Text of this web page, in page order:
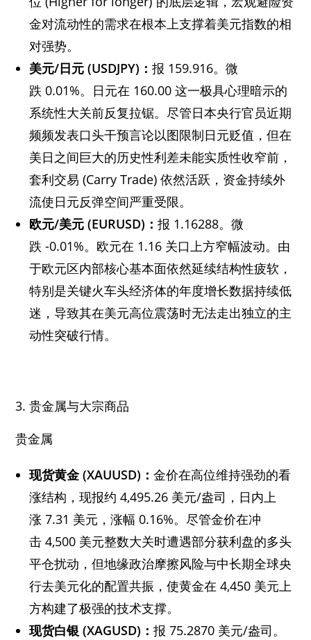
金对流动性的需求在根本上支撑着美元指数的相
对强势。
美元/日元 (USDJPY)：报 159.916。微
跌 0.01%。日元在 160.00 这一极具心理暗示的
系统性大关前反复拉锯。尽管日本央行官员近期
频频发表口头干预言论以图限制日元贬值，但在
美日之间巨大的历史性利差未能实质性收窄前，
套利交易 (Carry Trade) 依然活跃，资金持续外
流使日元反弹空间严重受限。
欧元/美元 (EURUSD)：报 1.16288。微
跌 -0.01%。欧元在 1.16 关口上方窄幅波动。由
于欧元区内部核心基本面依然延续结构性疲软，
特别是关键火车头经济体的年度增长数据持续低
迷，导致其在美元高位震荡时无法走出独立的主
动性突破行情。
贵金属与大宗商品
贵金属
现货黄金 (XAUUSD)：金价在高位维持强劲的看
涨结构，现报约 4,495.26 美元/盎司，日内上
涨 7.31 美元，涨幅 0.16%。尽管金价在冲
击 4,500 美元整数大关时遭遇部分获利盘的多头
平仓扰动，但地缘政治摩擦风险与中长期全球央
行去美元化的配置共振，使黄金在 4,450 美元上
方构建了极强的技术支撑。
现货白银 (XAGUSD)：报 75.2870 美元/盎司。